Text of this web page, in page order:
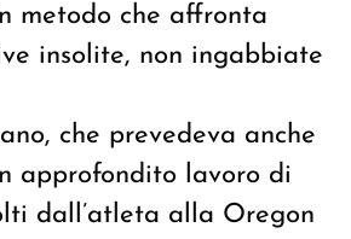
metodo che affronta
insolite, non ingabbiate
che prevedeva anche
approfondito lavoro di
dall’atleta alla Oregon